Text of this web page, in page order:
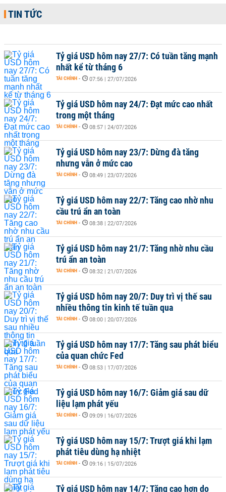
TIN TỨC
Tỷ giá USD hôm nay 27/7: Có tuần tăng mạnh
nhất kể từ tháng 6
TÀI CHÍNH - 07:56 | 27/07/2026
Tỷ giá USD hôm nay 24/7: Đạt mức cao nhất
trong một tháng
TÀI CHÍNH - 08:57 | 24/07/2026
Tỷ giá USD hôm nay 23/7: Dừng đà tăng
nhưng vẫn ở mức cao
TÀI CHÍNH - 08:49 | 23/07/2026
Tỷ giá USD hôm nay 22/7: Tăng cao nhờ nhu
cầu trú ẩn an toàn
TÀI CHÍNH - 08:38 | 22/07/2026
Tỷ giá USD hôm nay 21/7: Tăng nhờ nhu cầu
trú ẩn an toàn
TÀI CHÍNH - 08:32 | 21/07/2026
Tỷ giá USD hôm nay 20/7: Duy trì vị thế sau
nhiều thông tin kinh tế tuần qua
TÀI CHÍNH - 08:00 | 20/07/2026
Tỷ giá USD hôm nay 17/7: Tăng sau phát biểu
của quan chức Fed
TÀI CHÍNH - 08:53 | 17/07/2026
Tỷ giá USD hôm nay 16/7: Giảm giá sau dữ
liệu lạm phát yếu
TÀI CHÍNH - 09:09 | 16/07/2026
Tỷ giá USD hôm nay 15/7: Trượt giá khi lạm
phát tiêu dùng hạ nhiệt
TÀI CHÍNH - 09:16 | 15/07/2026
Tỷ giá USD hôm nay 14/7: Tăng cao hơn do